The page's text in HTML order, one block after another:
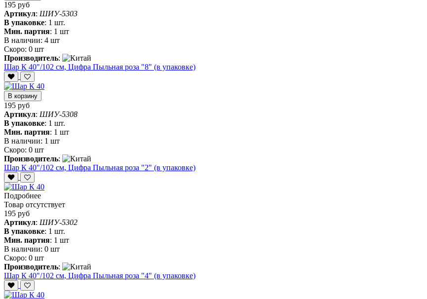
195 руб
Артикул: ШИУ-5303
В упаковке: 1 шт.
Мин. партия: 1 шт
В наличии: 4 шт
Скоро: 0 шт
Производитель:
Шар К 40"/102 см, Цифра Пыльная роза "8" (в упаковке)
В корзину
195 руб
Артикул: ШИУ-5308
В упаковке: 1 шт.
Мин. партия: 1 шт
В наличии: 1 шт
Скоро: 0 шт
Производитель:
Шар К 40"/102 см, Цифра Пыльная роза "2" (в упаковке)
Подробнее
Товар отсутствует
195 руб
Артикул: ШИУ-5302
В упаковке: 1 шт.
Мин. партия: 1 шт
В наличии: 0 шт
Скоро: 0 шт
Производитель:
Шар К 40"/102 см, Цифра Пыльная роза "4" (в упаковке)